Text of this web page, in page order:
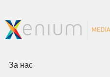
За нас